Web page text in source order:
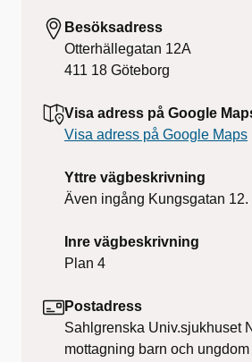
Besöksadress
Otterhällegatan 12A
411 18 Göteborg
Visa adress på Google
Visa adress på Google Maps
Yttre vägbeskrivning
Även ingång Kungsgatan 12.
Inre vägbeskrivning
Plan 4
Postadress
Sahlgrenska Univ.sjukhuset
mottagning barn och ungdom